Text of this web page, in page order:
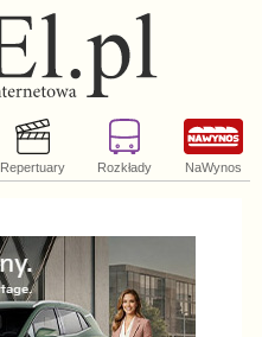
Repertuary Rozkłady NaWynos